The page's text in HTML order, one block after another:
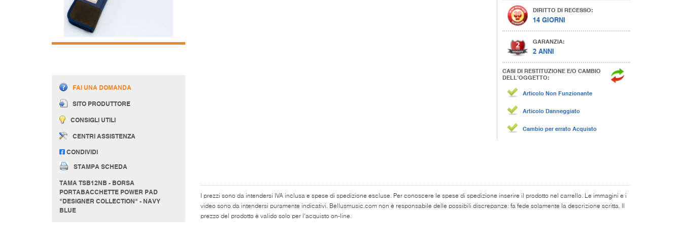
FAI UNA DOMANDA
SITO PRODUTTORE
CONSIGLI UTILI
CENTRI ASSISTENZA
CONDIVIDI
STAMPA SCHEDA
TAMA TSB12NB - BORSA
PORTABACCHETTE POWER PAD
"DESIGNER COLLECTION" - NAVY
BLUE
DIRITTO DI RECESSO:
14 GIORNI
GARANZIA:
2 ANNI
CASI DI RESTITUZIONE E/O CAMBIO
DELL’OGGETTO:
Articolo Non Funzionante
Articolo Danneggiato
Cambio per errato Acquisto
I prezzi sono da intendersi IVA inclusa e spese di spedizione escluse. Per conoscere le spese di spedizione inserire il prodotto nel carrello. Le immagini e i
video sono da intendersi puramente indicativi. Bellusmusic.com non è responsabile delle possibili discrepanze: fa fede solamente la descrizione scritta. Il
prezzo del prodotto è valido solo per l'acquisto on-line.